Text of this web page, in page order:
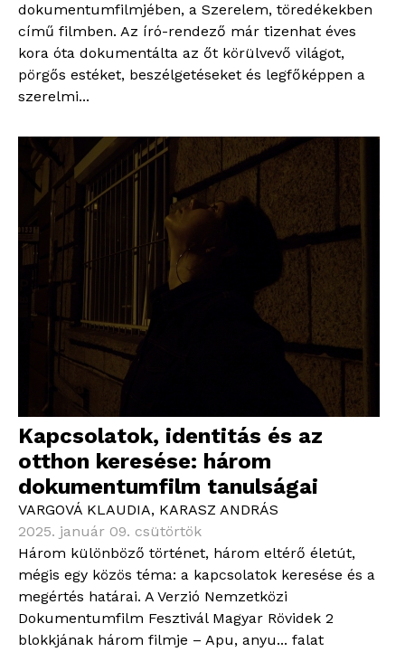
dokumentumfilmjében, a Szerelem, töredékekben
című filmben. Az író-rendező már tizenhat éves
kora óta dokumentálta az őt körülvevő világot,
pörgős estéket, beszélgetéseket és legfőképpen a
szerelmi...
Kapcsolatok, identitás és az
otthon keresése: három
dokumentumfilm tanulságai
VARGOVÁ KLAUDIA, KARASZ ANDRÁS
2025. január 09. csütörtök
Három különböző történet, három eltérő életút,
mégis egy közös téma: a kapcsolatok keresése és a
megértés határai. A Verzió Nemzetközi
Dokumentumfilm Fesztivál Magyar Rövidek 2
blokkjának három filmje – Apu, anyu... falat